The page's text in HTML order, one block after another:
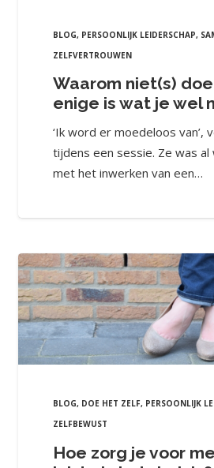
BLOG, PERSOONLIJK LEIDERSCHAP,
ZELFVERTROUWEN
Waarom niet(s)
enige is wat je wel
‘Ik word er moedeloos van’,
tijdens een sessie. Ze was al
met het inwerken van een…
BLOG, DOE HET ZELF, PERSOONLIJK
ZELFBEWUST
Hoe zorg je voor